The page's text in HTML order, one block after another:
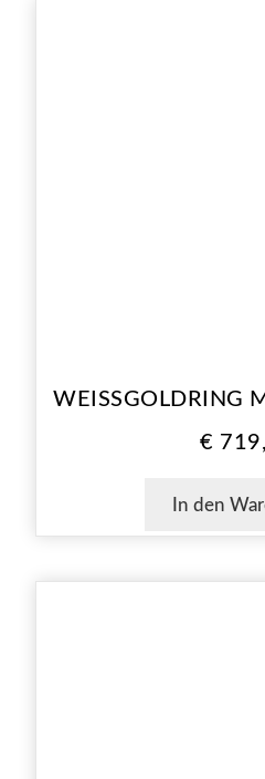
WEISSGOLDRING
€
In den